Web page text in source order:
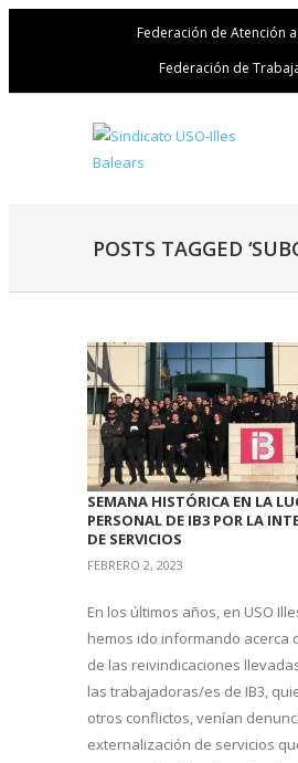
Federación de Atención
Federación de
POSTS TAGGED
SEMANA HISTÓRICA EN LA
PERSONAL DE IB3 POR LA
DE SERVICIOS
FEBRERO 2, 2023
En los últimos años, en USO
hemos ido informando acerca
de las reivindicaciones
las trabajadoras/es de IB3,
otros conflictos, venían
externalización de servicios